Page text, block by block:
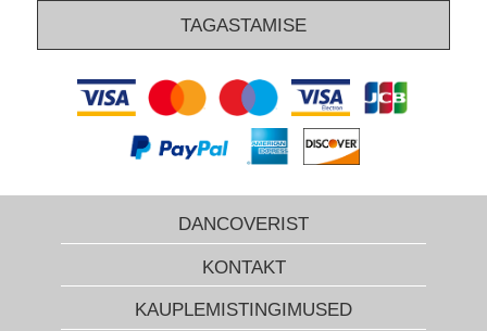
TAGASTAMISE
DANCOVERIST
KONTAKT
KAUPLEMISTINGIMUSED